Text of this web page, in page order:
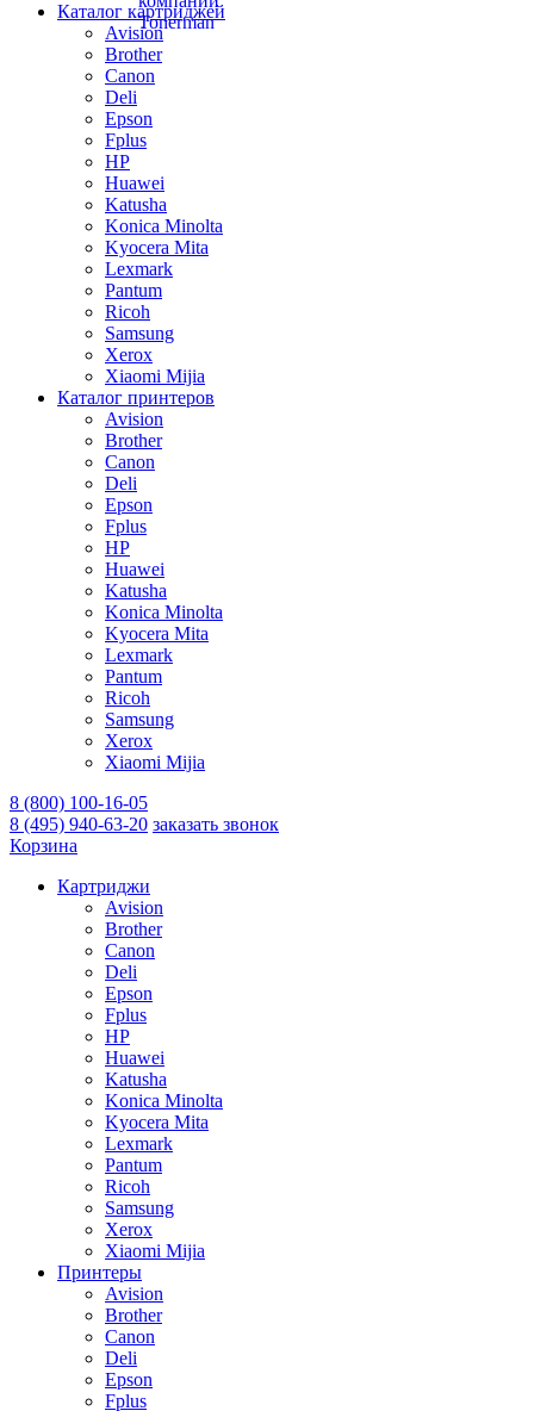
Каталог картриджей
Avision
Brother
Canon
Deli
Epson
Fplus
HP
Huawei
Katusha
Konica Minolta
Kyocera Mita
Lexmark
Pantum
Ricoh
Samsung
Xerox
Xiaomi Mijia
Каталог принтеров
Avision
Brother
Canon
Deli
Epson
Fplus
HP
Huawei
Katusha
Konica Minolta
Kyocera Mita
Lexmark
Pantum
Ricoh
Samsung
Xerox
Xiaomi Mijia
8 (800) 100-16-05
8 (495) 940-63-20 заказать звонок
Корзина
Картриджи
Avision
Brother
Canon
Deli
Epson
Fplus
HP
Huawei
Katusha
Konica Minolta
Kyocera Mita
Lexmark
Pantum
Ricoh
Samsung
Xerox
Xiaomi Mijia
Принтеры
Avision
Brother
Canon
Deli
Epson
Fplus